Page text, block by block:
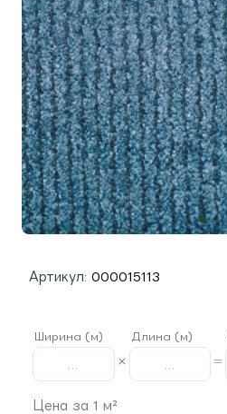
Артикул: 000015113
Ширина (м) Длина (м)
Цена за 1 м²